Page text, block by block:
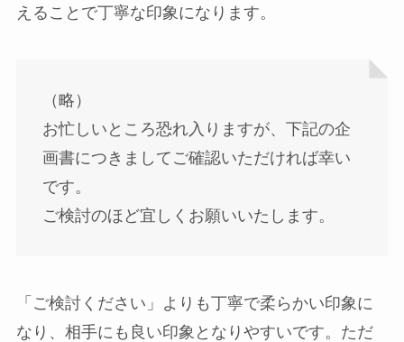
えることで丁寧な印象になります。
（略）
お忙しいところ恐れ入りますが、下記の企
画書につきましてご確認いただければ幸い
です。
ご検討のほど宜しくお願いいたします。
「ご検討ください」よりも丁寧で柔らかい印象に
なり、相手にも良い印象となりやすいです。ただ